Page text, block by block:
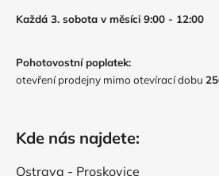
Každá 3. sobota v měsíci 9:00 - 12:00
Pohotovostní poplatek:
otevření prodejny mimo otevírací dobu
Kde nás najdete:
Ostrava - Proskovice